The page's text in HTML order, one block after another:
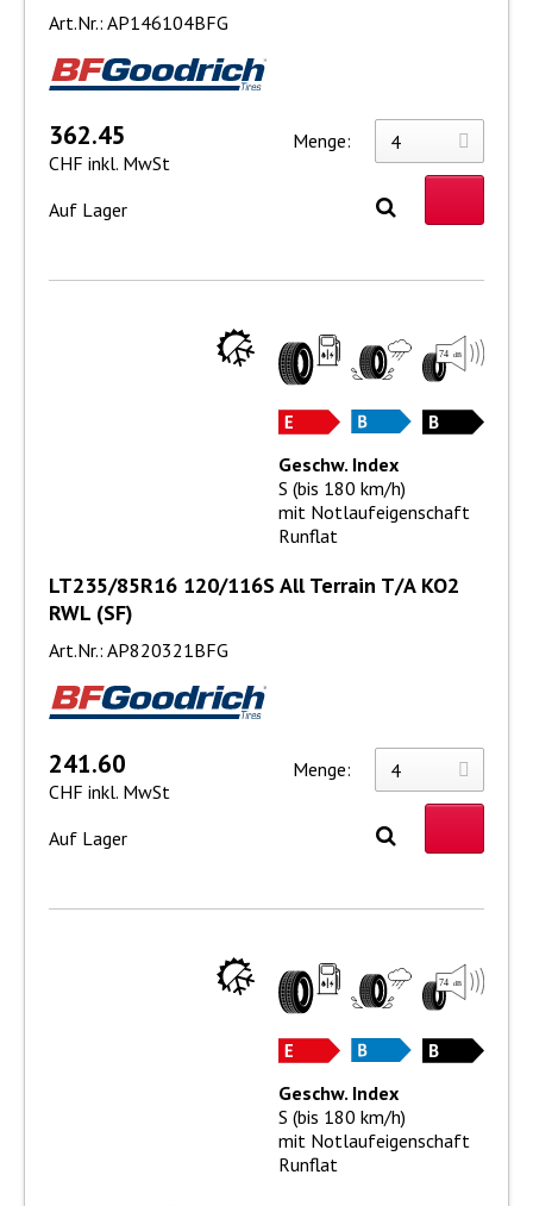
Art.Nr.: AP146104BFG
362.45
CHF inkl. MwSt
Menge:
Auf Lager
LT235/85R16 120/116S All Terrain T/A KO2
RWL (SF)
Art.Nr.: AP820321BFG
Geschw. Index
S (bis 180 km/h)
mit Notlaufeigenschaft
Runflat
241.60
CHF inkl. MwSt
Menge:
Auf Lager
Geschw. Index
S (bis 180 km/h)
mit Notlaufeigenschaft
Runflat